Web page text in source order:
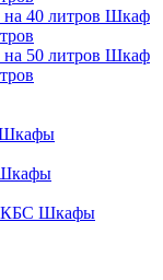
Шкаф
Шкаф
Шкафы